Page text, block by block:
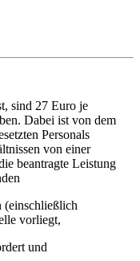
sind 27 Euro je
Dabei ist von dem
Personals
von einer
beantragte Leistung
(einschließlich
vorliegt,
und